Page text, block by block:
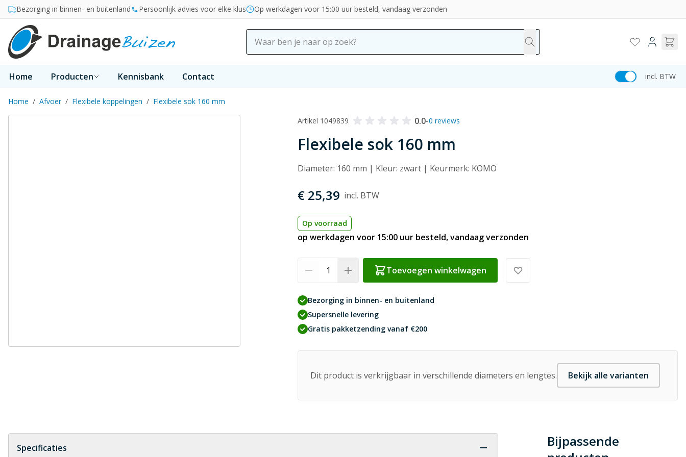
Ga naar de inhoud
Bezorging in binnen- en buitenland Persoonlijk advies voor elke klus Op werkdagen voor 15:00 uur besteld, vandaag verzonden
Home Producten Kennisbank Contact incl. BTW
Home / Afvoer / Flexibele koppelingen / Flexibele sok 160 mm
Artikel 1049839
0.0-0 reviews
Flexibele sok 160 mm
Diameter: 160 mm | Kleur: zwart | Keurmerk: KOMO
€ 25,39
Op voorraad
op werkdagen voor 15:00 uur besteld, vandaag verzonden
Toevoegen winkelwagen
Bezorging in binnen- en buitenland
Supersnelle levering
Gratis pakketzending vanaf €200
Dit product is verkrijgbaar in verschillende diameters en lengtes. Bekijk alle varianten
Specificaties
Bijpassende